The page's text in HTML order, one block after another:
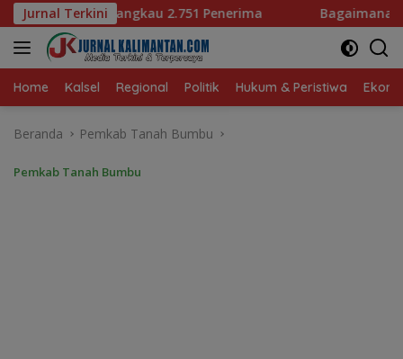
Langsung
ke
konten
Jurnal Terkini
Penerima Bagaimana KIP Hadapi Deepfake dan
Home Kalsel Regional Politik Hukum & Peristiwa
Beranda Pemkab Tanah Bumbu
Pemkab Tanah Bumbu